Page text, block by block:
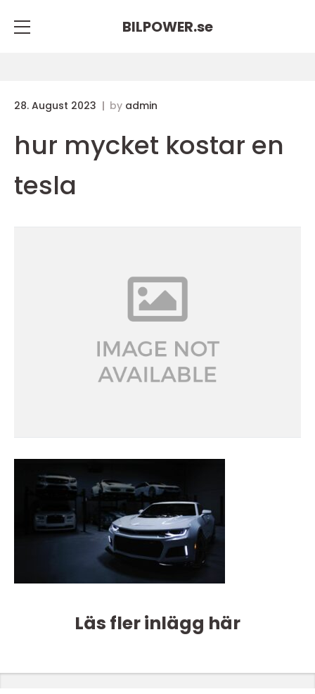
BILPOWER.se
28. August 2023 by admin
hur mycket kostar en
tesla
Läs fler inlägg här